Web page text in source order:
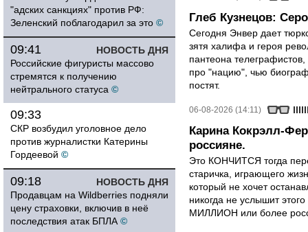
"адских санкциях" против РФ:
Зеленский поблагодарил за это ©
НОВОСТЬ ДНЯ
09:41
Российские фигуристы массово
стремятся к получению
нейтрального статуса ©
09:33
СКР возбудил уголовное дело
против журналистки Катерины
Гордеевой ©
НОВОСТЬ ДНЯ
09:18
Продавцам на Wildberries подняли
цену страховки, включив в неё
последствия атак БПЛА ©
Глеб Кузнецов:
Сегодня Энвер дает
зятя халифа и героя
пантеона
про "нацию", чью
постят.
06-08-2026 (14:11)
Карина Кокрэлл-
россияне.
Это КОНЧИТСЯ тогда
старичка, играющего
который не хочет
никогда не услышит
МИЛЛИОН или более